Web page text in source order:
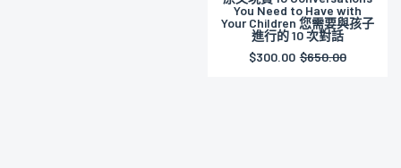
原文現貨 The Producer:
John Hammond and the
Soul of American Music 製
作人：約翰·哈蒙德與美國音
樂之魂